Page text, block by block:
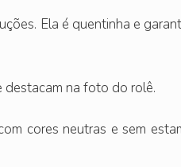
Ela é quentinha e
na foto do rolê.
cores neutras e sem